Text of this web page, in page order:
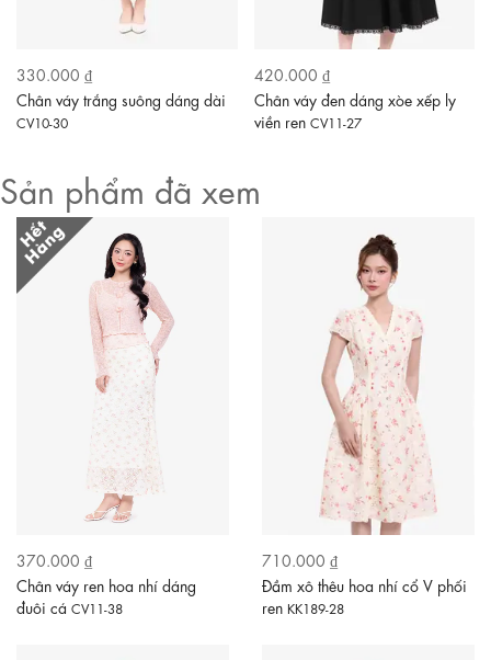
330.000 ₫
Chân váy trắng suông dáng dài
CV10-30
420.000 ₫
Chân váy đen dáng xòe xếp ly
viền ren CV11-27
Sản phẩm đã xem
370.000 ₫
Chân váy ren hoa nhí dáng
đuôi cá CV11-38
710.000 ₫
Đầm xô thêu hoa nhí cổ V phối
ren KK189-28